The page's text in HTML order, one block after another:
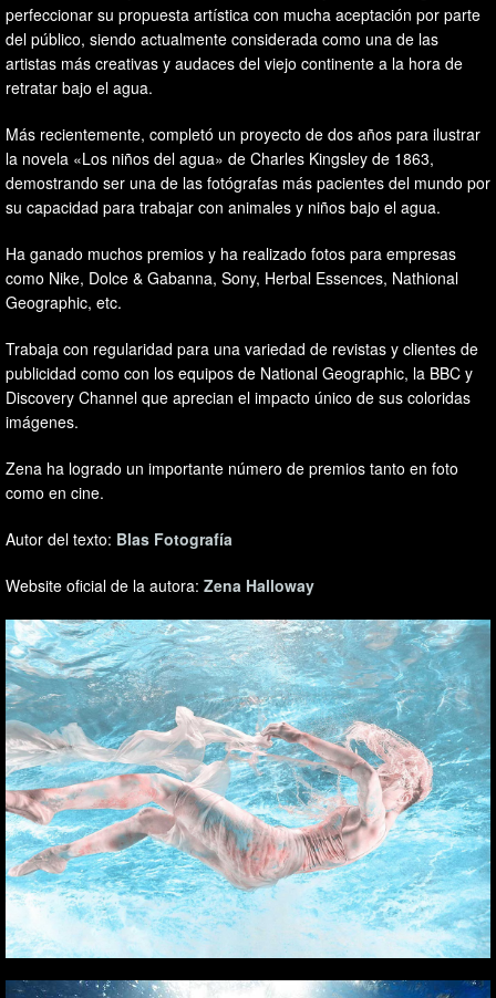
perfeccionar su propuesta artística con mucha aceptación por parte
del público, siendo actualmente considerada como una de las
artistas más creativas y audaces del viejo continente a la hora de
retratar bajo el agua.
Más recientemente, completó un proyecto de dos años para ilustrar
la novela «Los niños del agua» de Charles Kingsley de 1863,
demostrando ser una de las fotógrafas más pacientes del mundo por
su capacidad para trabajar con animales y niños bajo el agua.
Ha ganado muchos premios y ha realizado fotos para empresas
como Nike, Dolce & Gabanna, Sony, Herbal Essences, Nathional
Geographic, etc.
Trabaja con regularidad para una variedad de revistas y clientes de
publicidad como con los equipos de National Geographic, la BBC y
Discovery Channel que aprecian el impacto único de sus coloridas
imágenes.
Zena ha logrado un importante número de premios tanto en foto
como en cine.
Autor del texto: Blas Fotografía
Website oficial de la autora: Zena Halloway